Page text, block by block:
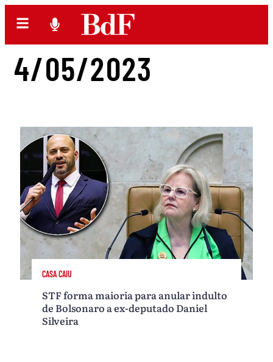
4/05/2023
CASA CAIU
STF forma maioria para anular indulto
de Bolsonaro a ex-deputado Daniel
Silveira